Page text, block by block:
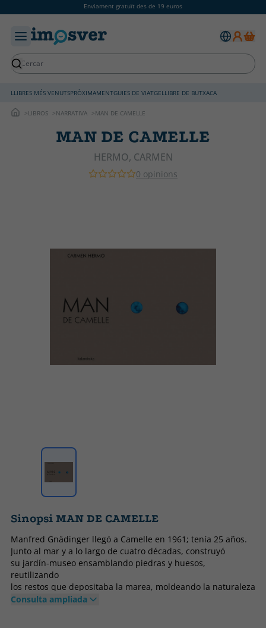
Enviament gratuït des de 19 euros
LLIBRES MÉS VENUTSPRÒXIMAMENTGUIES DE VIATGELLIBRE DE BUTXACA
LIBROS NARRATIVA MAN DE CAMELLE
MAN DE CAMELLE
HERMO, CARMEN
0 opinions
Sinopsi MAN DE CAMELLE
Manfred Gnädinger llegó a Camelle en 1961; tenía 25 años.
Junto al mar y a lo largo de cuatro décadas, construyó
su jardín-museo ensamblando piedras y huesos,
reutilizando
los restos que depositaba la marea, moldeando la naturaleza
e incluso experimentando una transformación personal que
Consulta ampliada